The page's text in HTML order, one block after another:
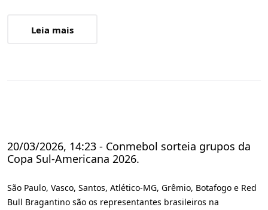
Leia mais
20/03/2026, 14:23 - Conmebol sorteia grupos da
Copa Sul-Americana 2026.
São Paulo, Vasco, Santos, Atlético-MG, Grêmio, Botafogo e Red
Bull Bragantino são os representantes brasileiros na